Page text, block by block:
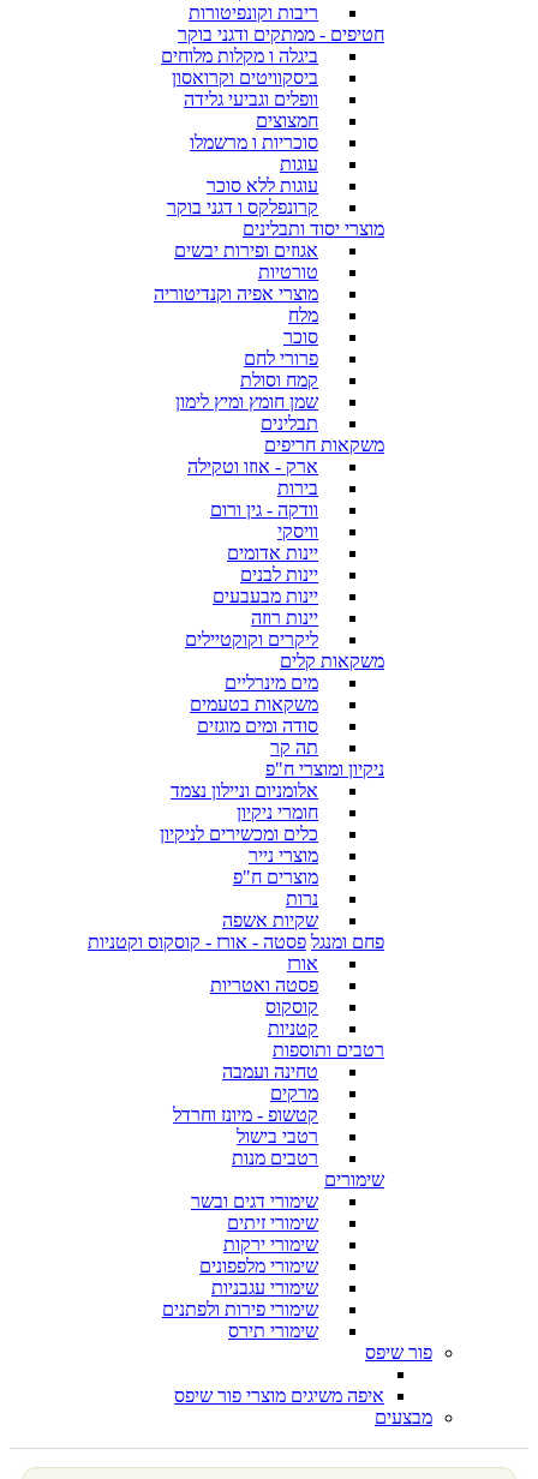
ריבות וקונפיטורות
חטיפים - ממתקים ודגני בוקר
ביגלה ו מקלות מלוחים
ביסקוויטים וקרואסון
וופלים וגביעי גלידה
חמצוצים
סוכריות ו מרשמלו
עוגות
עוגות ללא סוכר
קרונפלקס ו דגני בוקר
מוצרי יסוד ותבלינים
אגוזים ופירות יבשים
טורטיות
מוצרי אפיה וקנדיטוריה
מלח
סוכר
פרורי לחם
קמח וסולת
שמן חומץ ומיץ לימון
תבלינים
משקאות חריפים
ארק - אוזו וטקילה
בירות
וודקה - גין ורום
וויסקי
יינות אדומים
יינות לבנים
יינות מבעבעים
יינות רוזה
ליקרים וקוקטיילים
משקאות קלים
מים מינרליים
משקאות בטעמים
סודה ומים מוגזים
תה קר
ניקיון ומוצרי ח"פ
אלומניום וניילון נצמד
חומרי ניקיון
כלים ומכשירים לניקיון
מוצרי נייר
מוצרים ח"פ
נרות
שקיות אשפה
פחם ומנגל פסטה - אורז - קוסקוס וקטניות
אורז
פסטה ואטריות
קוסקוס
קטניות
רטבים ותוספות
טחינה ועמבה
מרקים
קטשופ - מיונז וחרדל
רטבי בישול
רטבים מנות
שימורים
שימורי דגים ובשר
שימורי זיתים
שימורי ירקות
שימורי מלפפונים
שימורי עגבניות
שימורי פירות ולפתנים
שימורי תירס
פור שיפס
איפה משיגים מוצרי פור שיפס
מבצעים